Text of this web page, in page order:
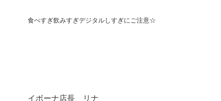
食べすぎ飲みすぎデジタルしすぎにご注意☆
イボーナ店長 リナ